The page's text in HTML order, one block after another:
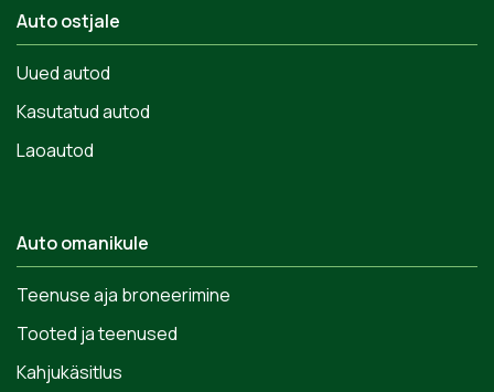
Auto ostjale
Uued autod
Kasutatud autod
Laoautod
Auto omanikule
Teenuse aja broneerimine
Tooted ja teenused
Kahjukäsitlus